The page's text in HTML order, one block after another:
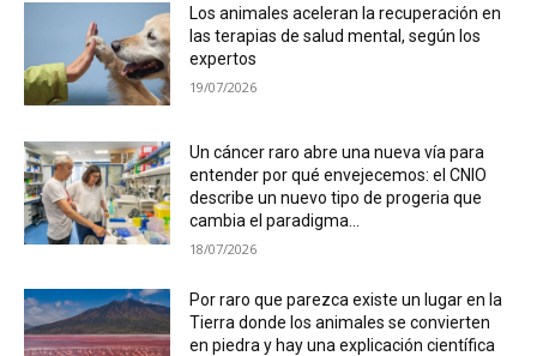
Los animales aceleran la recuperación en
las terapias de salud mental, según los
expertos
19/07/2026
Un cáncer raro abre una nueva vía para
entender por qué envejecemos: el CNIO
describe un nuevo tipo de progeria que
cambia el paradigma...
18/07/2026
Por raro que parezca existe un lugar en la
Tierra donde los animales se convierten
en piedra y hay una explicación científica